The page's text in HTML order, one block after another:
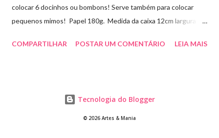
colocar 6 docinhos ou bombons! Serve também para colocar
pequenos mimos! Papel 180g. Medida da caixa 12cm largura x
entre em contato whatsapp . pelo e-mail :
COMPARTILHAR POSTAR UM COMENTÁRIO LEIA MAIS
Tecnologia do Blogger
© 2026 Artes & Mania